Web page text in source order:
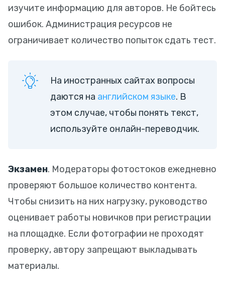
изучите информацию для авторов. Не бойтесь
ошибок. Администрация ресурсов не
ограничивает количество попыток сдать тест.
На иностранных сайтах вопросы
даются на английском языке. В
этом случае, чтобы понять текст,
используйте онлайн-переводчик.
Экзамен. Модераторы фотостоков ежедневно
проверяют большое количество контента.
Чтобы снизить на них нагрузку, руководство
оценивает работы новичков при регистрации
на площадке. Если фотографии не проходят
проверку, автору запрещают выкладывать
материалы.